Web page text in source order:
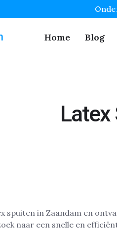
Home Blog
naar een snelle en